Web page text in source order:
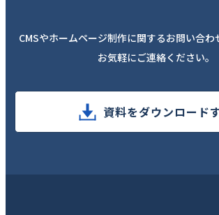
CMSやホームページ制作に関するお問い合わ
お気軽にご連絡ください。
資料をダウンロード